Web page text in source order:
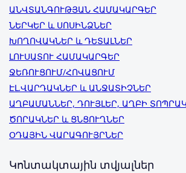
ԱՆՎՏԱՆԳՈՒԹՅԱՆ ՀԱՄԱԿԱՐԳԵՐ
ՆԵՐԿԵՐ և ՍՈՍԻՆՁՆԵՐ
ԽՈՂՈՎԱԿՆԵՐ և ԴԵՏԱԼՆԵՐ
ԼՈՒՍԱՏՈՒ ՀԱՄԱԿԱՐԳԵՐ
ՋԵՌՈՒՑՈՒՄ/ՀՈՎԱՑՈՒՄ
ԷԼ.ՎԱՐԴԱԿՆԵՐ և ԱՆՋԱՏԻՉՆԵՐ
ԱՂԲԱՄԱՆՆԵՐ, ԴՈՒՅԼԵՐ, ԱՂԲԻ
ԾՈՐԱԿՆԵՐ և ՑՆՑՈՒՂՆԵՐ
ՕԴԱՅԻՆ ՎԱՐԱԳՈՒՅՐՆԵՐ
Կոնտակտային տվյալներ